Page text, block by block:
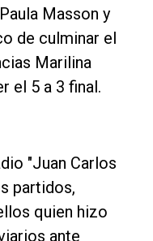
Masson y
de culminar el
Marilina
el 5 a 3 final.
"Juan Carlos
partidos,
quien hizo
ante